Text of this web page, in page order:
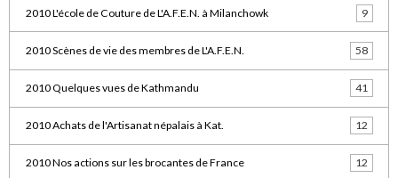
2010 L'école de Couture de L'A.F.E.N. à Milanchowk 9
2010 Scènes de vie des membres de L'A.F.E.N. 58
2010 Quelques vues de Kathmandu 41
2010 Achats de l'Artisanat népalais à Kat. 12
2010 Nos actions sur les brocantes de France 12